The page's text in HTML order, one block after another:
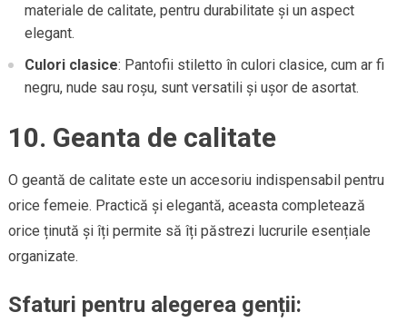
materiale de calitate, pentru durabilitate și un aspect
elegant.
Culori clasice: Pantofii stiletto în culori clasice, cum ar fi
negru, nude sau roșu, sunt versatili și ușor de asortat.
10. Geanta de calitate
O geantă de calitate este un accesoriu indispensabil pentru
orice femeie. Practică și elegantă, aceasta completează
orice ținută și îți permite să îți păstrezi lucrurile esențiale
organizate.
Sfaturi pentru alegerea genții: